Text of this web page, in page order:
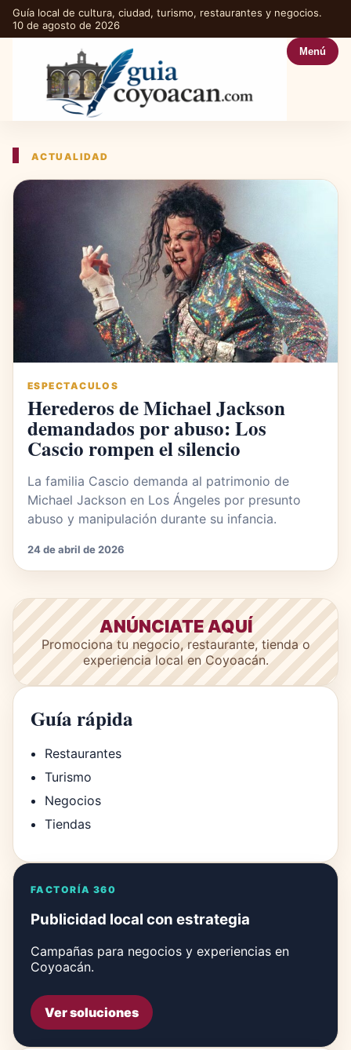
Guía local de cultura, ciudad, turismo, restaurantes y negocios.
10 de agosto de 2026
Menú
ACTUALIDAD
ESPECTACULOS
Herederos de Michael Jackson
demandados por abuso: Los
Cascio rompen el silencio
La familia Cascio demanda al patrimonio de
Michael Jackson en Los Ángeles por presunto
abuso y manipulación durante su infancia.
24 de abril de 2026
ANÚNCIATE AQUÍ
Promociona tu negocio, restaurante, tienda o
experiencia local en Coyoacán.
Guía rápida
Restaurantes
Turismo
Negocios
Tiendas
FACTORÍA 360
Publicidad local con estrategia
Campañas para negocios y experiencias en
Coyoacán.
Ver soluciones